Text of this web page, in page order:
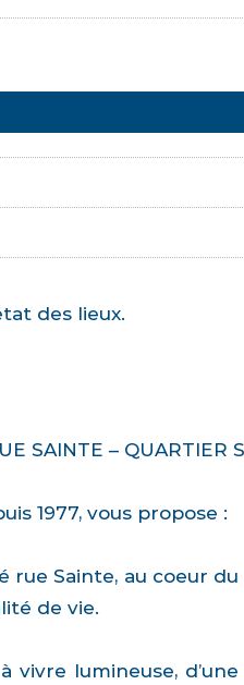
des lieux.
SAINTE – QUARTIER
1977, vous propose :
rue Sainte, au coeur
de vie.
vivre lumineuse,